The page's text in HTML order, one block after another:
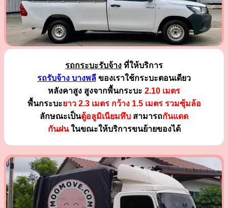
รถกระบะรับจ้าง ที่ให้บริการ
รถรับจ้าง บางพลี ของเราใช้กระบะตอนเดียว
หลังคาสูง สูงจากพื้นกระบะ 2.10 เมตร
พื้นกระบะยาว 2.3 เมตร กว้าง 1.5 เมตร รวมซุ้มล้อ
ลักษณะเป็นตู้อลูมิเนียมทึบ สามารถกันแดด
กันฝนในขณะให้บริการขนย้ายของได้